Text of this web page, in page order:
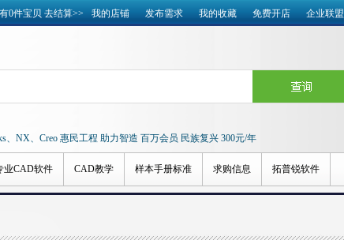
我的店铺 发布需求 我的收藏 免费开店 企业联盟
0件宝贝 去结算>>
、NX、Creo 惠民工程 助力智造 百万会员 民族复兴 300元/年
业CAD软件 CAD教学 样本手册标准 求购信息 拓普锐软件